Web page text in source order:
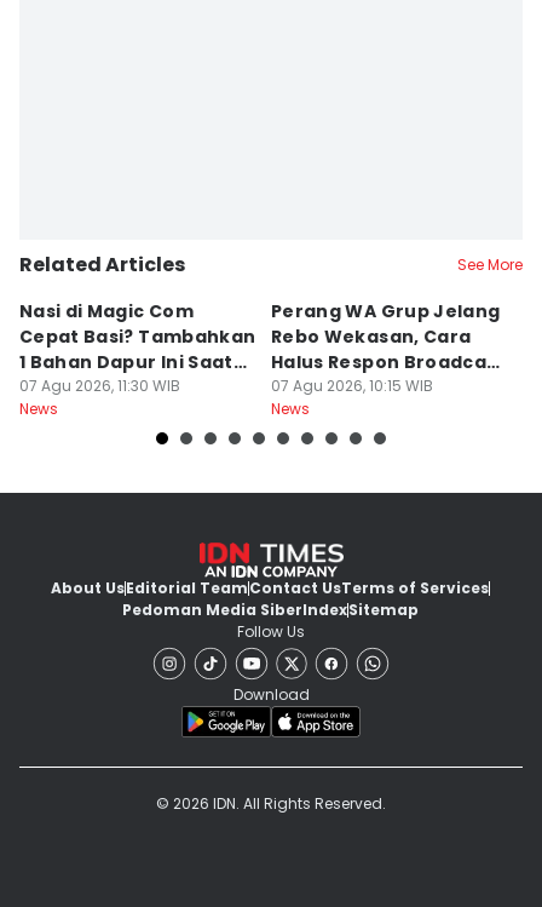
Related Articles See More
Nasi di Magic Com
Cepat Basi? Tambahkan
1 Bahan Dapur Ini Saat
Menanak, Awet 2 Hari
07 Agu 2026, 11:30 WIB
News
Perang WA Grup Jelang
Rebo Wekasan, Cara
Halus Respon Broadcast
Parno
07 Agu 2026, 10:15 WIB
News
About UsEditorial TeamContact UsTerms of Services
Pedoman Media SiberIndexSitemap
Follow Us
Download
© 2026 IDN. All Rights Reserved.